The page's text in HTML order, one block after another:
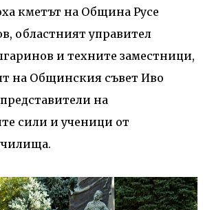
кметът на Община Русе
областният управител
и техните заместници,
на Общинския съвет Иво
на
сили и ученици от